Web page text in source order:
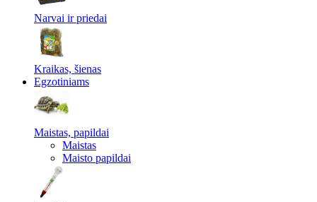
Narvai ir priedai
Kraikas, šienas
Egzotiniams
Maistas, papildai
Maistas
Maisto papildai